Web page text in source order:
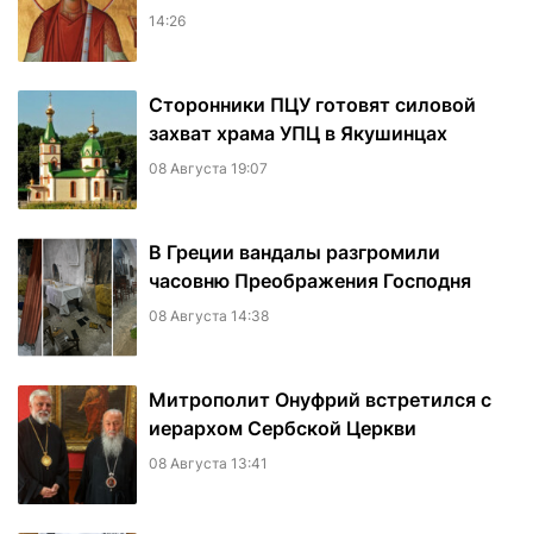
14:26
Сторонники ПЦУ готовят силовой
захват храма УПЦ в Якушинцах
08 Августа 19:07
В Греции вандалы разгромили
часовню Преображения Господня
08 Августа 14:38
Митрополит Онуфрий встретился с
иерархом Сербской Церкви
08 Августа 13:41